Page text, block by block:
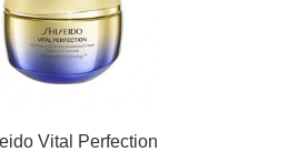
Vital Perfection